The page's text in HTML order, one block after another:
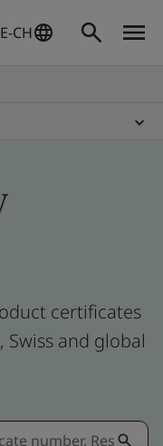
CH
certificates
and global